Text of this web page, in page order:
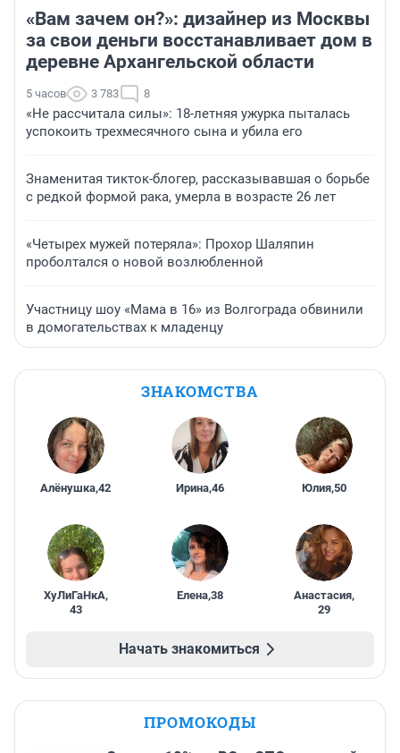
«Вам зачем он?»: дизайнер из Москвы
за свои деньги восстанавливает дом в
деревне Архангельской области
5 часов 3 783 8
«Не рассчитала силы»: 18-летняя ужурка пыталась
успокоить трехмесячного сына и убила его
Знаменитая тикток-блогер, рассказывавшая о борьбе
с редкой формой рака, умерла в возрасте 26 лет
«Четырех мужей потеряла»: Прохор Шаляпин
проболтался о новой возлюбленной
Участницу шоу «Мама в 16» из Волгограда обвинили
в домогательствах к младенцу
ЗНАКОМСТВА
Алёнушка,42 Ирина,46 Юлия,50
ХуЛиГаНкА,
43
Елена,38 Анастасия,
29
Начать знакомиться
ПРОМОКОДЫ